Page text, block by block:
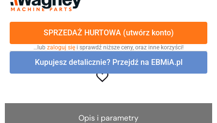
SPRZEDAŻ HURTOWA (utwórz konto)
…lub zaloguj się i sprawdź niższe ceny, oraz inne korzyści!
Kupujesz detalicznie? Przejdź na EBMiA.pl
Opis i parametry